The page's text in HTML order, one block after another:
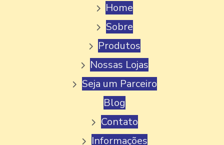
FABRICA DE PICOLE PALETA MEXICANA
FABRICA DE PICOLE PERTO DE MIM
FABRICA DE PICOLE PARA REVENDA
FABRICA DE PICOLE E SORVETE
FABRICA DE SORVETE GELATO
Home
Sobre
Produtos
Nossas Lojas
Seja um Parceiro
Blog
Contato
Informações